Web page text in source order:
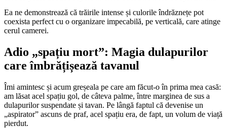
Ea ne demonstrează că trăirile intense și culorile îndrăznețe pot
coexista perfect cu o organizare impecabilă, pe verticală, care atinge
cerul camerei.
Adio „spațiu mort”: Magia dulapurilor
care îmbrățișează tavanul
Îmi amintesc și acum greșeala pe care am făcut-o în prima mea casă:
am lăsat acel spațiu gol, de câteva palme, între marginea de sus a
dulapurilor suspendate și tavan. Pe lângă faptul că devenise un
„aspirator” ascuns de praf, acel spațiu era, de fapt, un volum de viață
pierdut.